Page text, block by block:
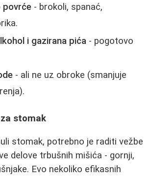
povrće - brokoli, spanać,
i gazirana pića - pogotovo
- ali ne uz obroke (smanjuje
stomak
stomak, potrebno je raditi vežbe
delove trbušnih mišića - gornji,
Evo nekoliko efikasnih